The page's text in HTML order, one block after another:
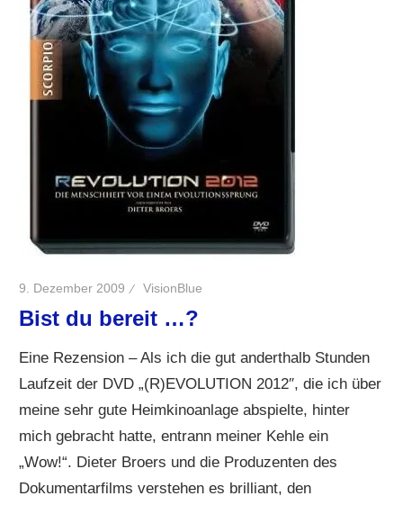
9. Dezember 2009 VisionBlue
Bist du bereit …?
Eine Rezension – Als ich die gut anderthalb Stunden
Laufzeit der DVD „(R)EVOLUTION 2012″, die ich über
meine sehr gute Heimkinoanlage abspielte, hinter
mich gebracht hatte, entrann meiner Kehle ein
„Wow!“. Dieter Broers und die Produzenten des
Dokumentarfilms verstehen es brilliant, den